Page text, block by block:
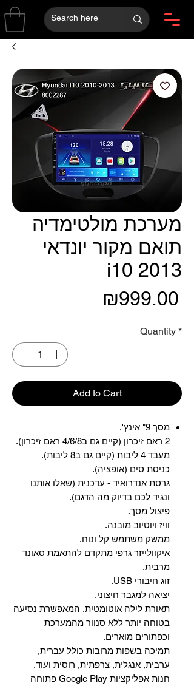
מערכת מולטימדיה
תואם מקור יונדאי
i10 2013
₪999.00
Quantity *
Add to Cart
מסך 9" אינץ'.
2 ראם זיכרון (קיים גם ב4/6/8 ראם זיכרון).
מעבד 4 ליבות (קיים גם ב8 ליבות).
כניסת סים (אופציה).
גרסת אנדרואיד - עדכנית (שאלו אותנו
ונגיד לכם בדיוק מה הדגם).
פיצול מסך.
וויז ויוטיוב מובנה.
ממשק משתמש קל ונוח.
איקוולייזר גרפי מתקדם להתאמת סאונד
מרבית.
זוג חיבורי USB.
יציאה למגבר חיצוני.
תאורת לילה אוטומטית, המאפשרת נסיעה
בטוחה יותר ללא סנוור מהמערכת
וכפתורים מוארים.
תמיכה בשפות מרובות כולל עברית,
ערבית, אנגלית, צרפתית, רוסית ועוד.
‏חנות אפליקציות Google Play פתוחה